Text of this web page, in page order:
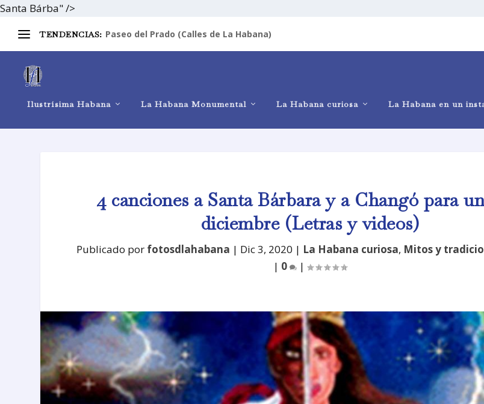
Santa Bárba" />
TENDENCIAS: Paseo del Prado (Calles de La Habana)
Ilustrísima Habana La Habana Monumental La Habana curiosa La Habana en un
4 canciones a Santa Bárbara y a Changó para
diciembre (Letras y videos)
Publicado por fotosdlahabana | Dic 3, 2020 | La Habana curiosa, Mitos y
| 0 |